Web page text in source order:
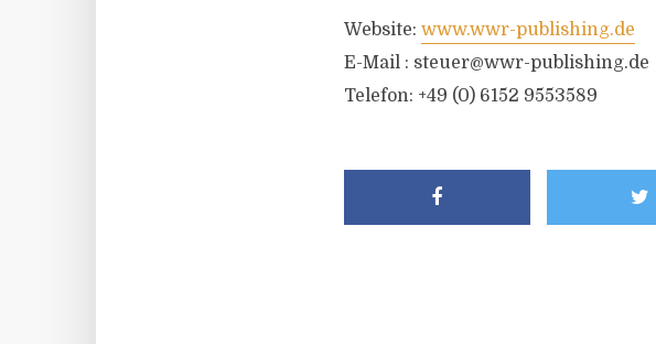
Website: www.wwr-publishing.de
E-Mail : steuer@wwr-publishing.de
Telefon: +49 (0) 6152 9553589